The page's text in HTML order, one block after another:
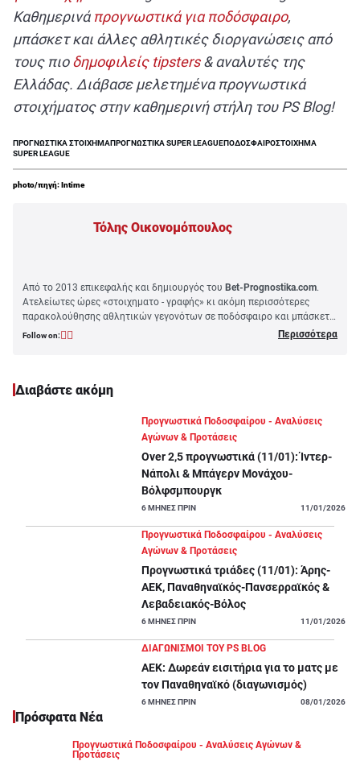
Καθημερινά προγνωστικά για ποδόσφαιρο,
μπάσκετ και άλλες αθλητικές διοργανώσεις από
τους πιοδημοφιλείς tipsters& αναλυτές της
Ελλάδας. Διάβασε μελετημένα προγνωστικά
στοιχήματος στην καθημερινή στήλη του PS Blog!
ΠΡΟΓΝΩΣΤΙΚΑ ΣΤΟΙΧΗΜΑΠΡΟΓΝΩΣΤΙΚΑ SUPER LEAGUEΠΟΔΟΣΦΑΙΡΟΣΤΟΙΧΗΜΑ
SUPER LEAGUE
photo/πηγή: Intime
Τόλης Οικονομόπουλος
Από το 2013 επικεφαλής και δημιουργός του Bet-Prognostika.com.
Ατελείωτες ώρες «στοιχηματο - γραφής» κι ακόμη περισσότερες
παρακολούθησης αθλητικών γεγονότων σε ποδόσφαιρο και μπάσκετ.
Αμετανόητος θιασώτης των
με αδυναμία στα
πρωταθλήματα, αλλά ο Deadpool και η Ρέξαμ με κάνουν από το 2021
Μεγάλη τιμή για μένα και milestone τοPS Blog, κείμενα για στοίχημα
με κοινωνικές και pop culture προεκτάσεις θα διαβάσετε σε ετούτη τη
Διάβασμα, έρευνα, αποδόσεις, διαλογή, στάνταρ διαδικασία, η ίδια
τόσα χρόνια, η αρθρογραφία μέχρι νεωτέρας αποκλειστικά εδώ στο
Follow on: Περισσότερα
Διαβάστε ακόμη
Προγνωστικά Ποδοσφαίρου - Αναλύσεις
Αγώνων & Προτάσεις
Over 2,5 προγνωστικά (11/01): Ίντερ-
Νάπολι & Μπάγερν Μονάχου-
Βόλφσμπουργκ
6ΜΗΝΕΣ ΠΡΙΝ 11/01/2026
Προγνωστικά Ποδοσφαίρου - Αναλύσεις
Αγώνων & Προτάσεις
Προγνωστικά τριάδες (11/01): Άρης-
ΑΕΚ, Παναθηναϊκός-Πανσερραϊκός &
Λεβαδειακός-Βόλος
6ΜΗΝΕΣ ΠΡΙΝ 11/01/2026
ΔΙΑΓΩΝΙΣΜΟΙ ΤΟΥ PS BLOG
ΑΕΚ: Δωρεάν εισιτήρια για το ματς με
τον Παναθηναϊκό (διαγωνισμός)
6ΜΗΝΕΣ ΠΡΙΝ 08/01/2026
Πρόσφατα Νέα
Προγνωστικά Ποδοσφαίρου - Αναλύσεις Αγώνων &
Προτάσεις